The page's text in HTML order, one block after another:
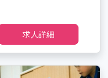
求人詳細